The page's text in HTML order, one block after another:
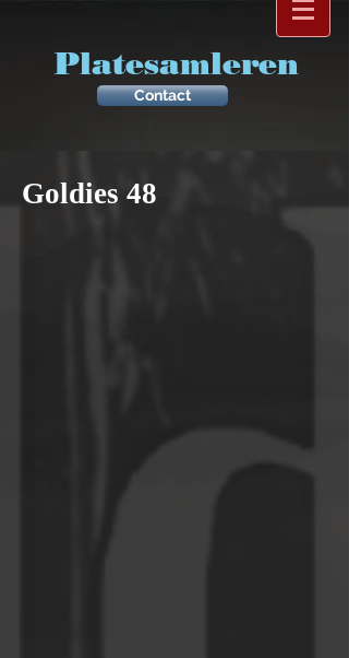
Platesamleren
Contact
Goldies 48